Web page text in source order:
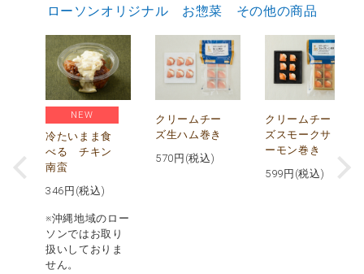
ローソンオリジナル お惣菜 その他の商品
NEW
冷たいまま食
べる チキン
南蛮
346 円(税込)
※沖縄地域のロー
ソンではお取り
扱いしておりま
せん。
クリームチー
ズ生ハム巻き
570 円(税込)
クリームチー
ズスモークサ
ーモン巻き
599 円(税込)